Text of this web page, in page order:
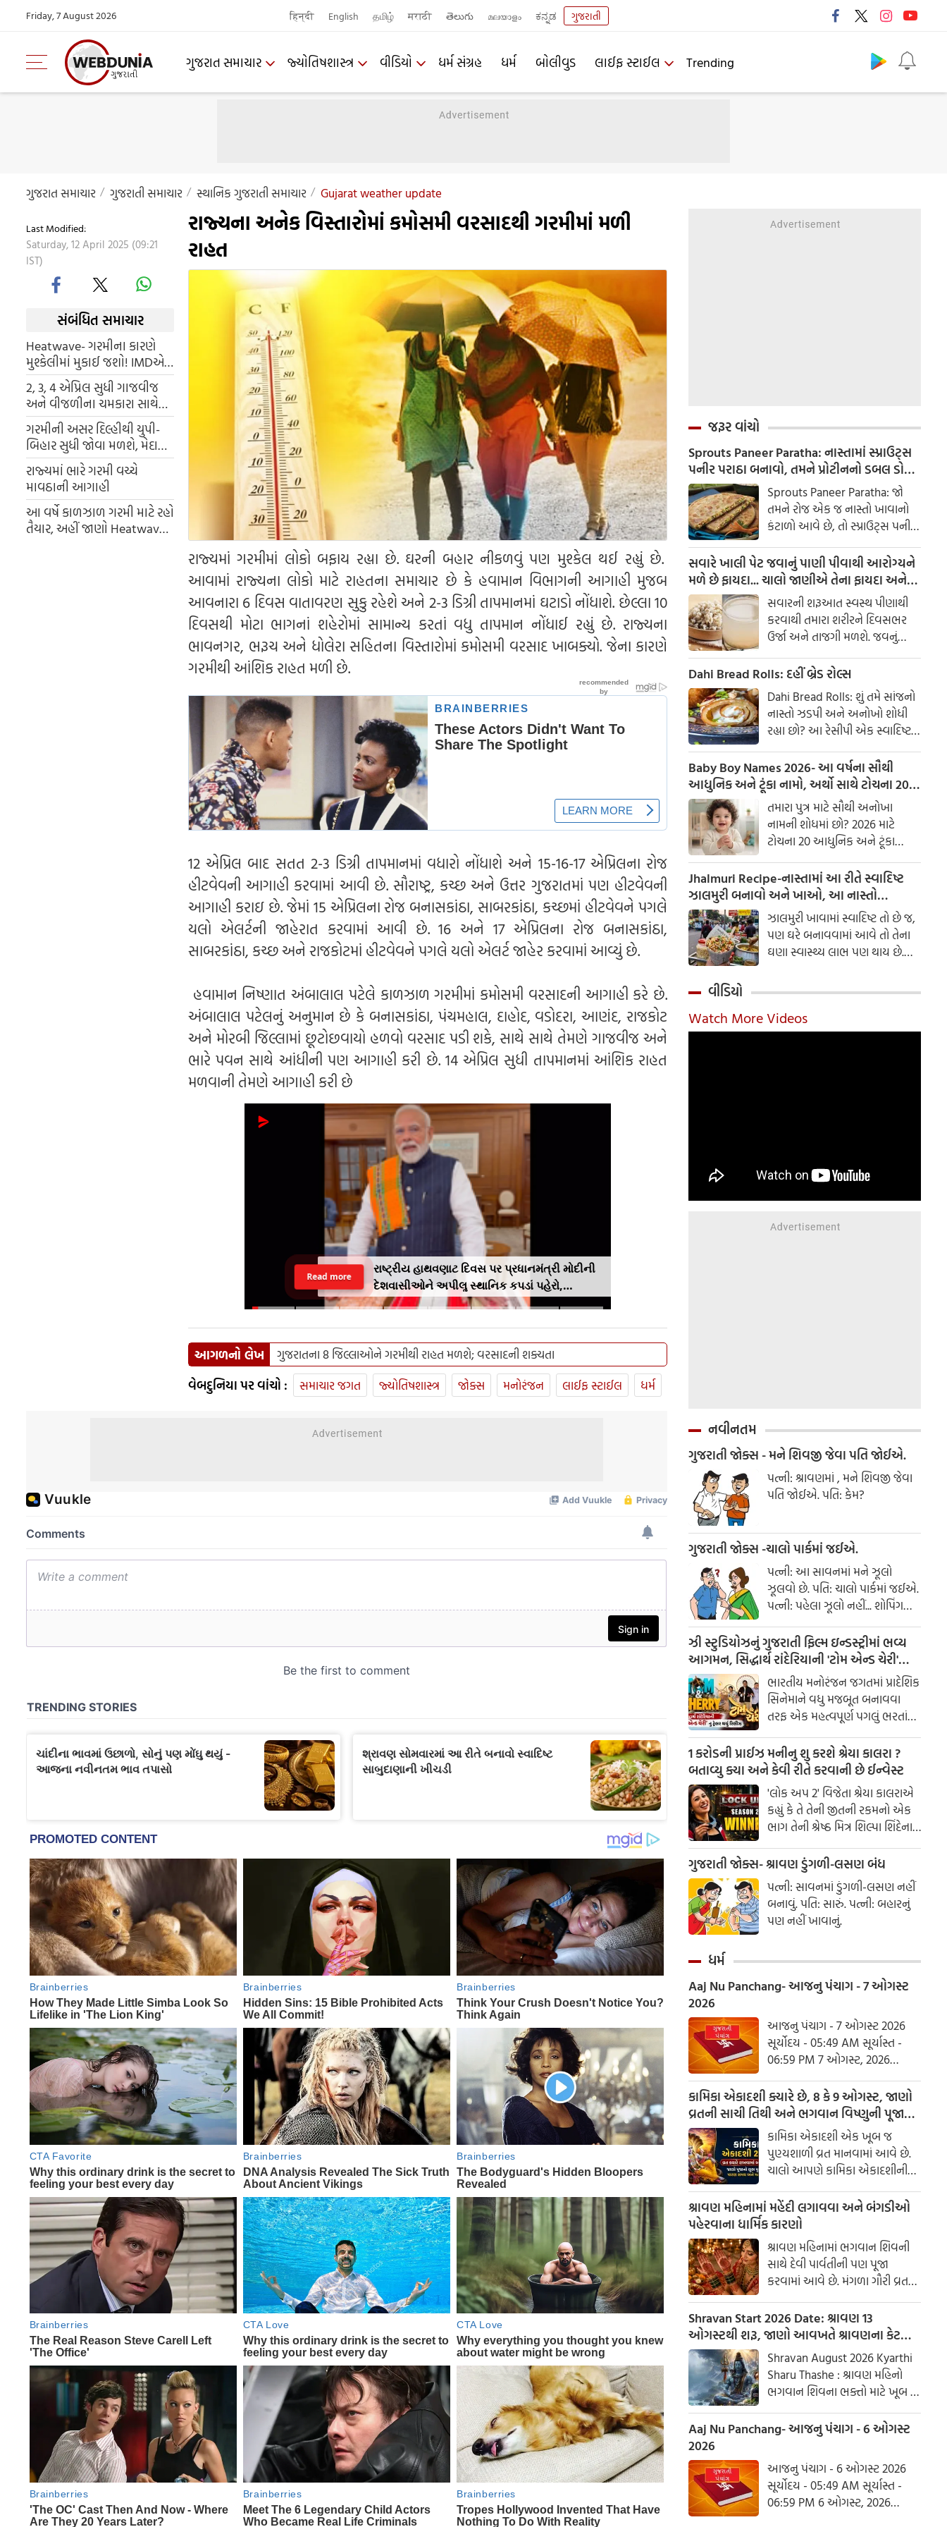
Friday, 7 August 2026 हिन्दी English தமிழ் मराठी తెలుగు മലയാളം ಕನ್ನಡ ગુજરાતી
ગુજરાત સમાચાર જ્યોતિષશાસ્ત્ર વીડિયો ધર્મ સંગ્રહ ધર્મ બોલીવુડ લાઈફ સ્ટાઈલ Trending
ગુજરાત સમાચાર ગુજરાતી સમાચાર સ્થાનિક ગુજરાતી સમાચાર Gujarat weather update
Last Modified:
Saturday, 12 April 2025 (09:21
IST)
સંબંધિત સમાચાર
Heatwave- ગરમીના કારણે
મુશ્કેલીમાં મુકાઈ જશો! IMDએ
પાંચ રાજ્યોને લઈને એલર્ટ
જાહેર કર્યું છે
2, 3, 4 એપ્રિલ સુધી ગાજવીજ
અને વીજળીના ચમકારા સાથે
ભારે વરસાદ, 60 કિમી પ્રતિ
કલાકની ઝડપે ભારે પવન ફૂંકાશે.
ગરમીની અસર દિલ્હીથી યુપી-
બિહાર સુધી જોવા મળશે, મેદાની
વિસ્તારોમાં ગરમીનું મોજું રહેશે.
IMD નું નવીનતમ અપડેટ વાંચો
રાજ્યમાં ભારે ગરમી વચ્ચે
માવઠાની આગાહી
આ વર્ષે કાળઝાળ ગરમી માટે રહો
તૈયાર, અહીં જાણો Heatwave
રાજ્યના અનેક વિસ્તારોમાં કમોસમી વરસાદથી ગરમીમાં મળી
રાહત
રાજ્યમાં ગરમીમાં લોકો બફાય રહ્યા છે. ઘરની બહાર નીકળવું પણ મુશ્કેલ થઈ રહ્યું છે.
આવામાં રાજ્યના લોકો માટે રાહતના સમાચાર છે કે હવામાન વિભાગની આગાહી મુજબ
આવનારા 6 દિવસ વાતાવરણ સુકુ રહેશે અને 2-3 ડિગ્રી તાપમાનમાં ઘટાડો નોંધાશે. છેલ્લા 10
દિવસથી મોટા ભાગનાં શહેરોમાં સામાન્ય કરતાં વધુ તાપમાન નોંધાઈ રહ્યું છે. રાજ્યના
ભાવનગર, ભરૂચ અને ધોલેરા સહિતના વિસ્તારોમાં કમોસમી વરસાદ ખાબક્યો. જેના કારણે
ગરમીથી આંશિક રાહત મળી છે.
12 એપ્રિલ બાદ સતત 2-3 ડિગ્રી તાપમાનમાં વધારો નોંધાશે અને 15-16-17 એપ્રિલના રોજ
હીટવેવની આગાહી કરવામાં આવી છે. સૌરાષ્ટ્ર, કચ્છ અને ઉત્તર ગુજરાતમાં પણ હીટવેવની
આગાહી કરાઇ છે. જેમાં 15 એપ્રિલના રોજ બનાસકાંઠા, સાબરકાંઠા, કચ્છમાં હીટવેવને પગલે
યલો એલર્ટની જાહેરાત કરવામાં આવી છે. 16 અને 17 એપ્રિલના રોજ બનાસકાંઠા,
સાબરકાંઠા, કચ્છ અને રાજકોટમાં હીટવેવને પગલે યલો એલર્ટ જાહેર કરવામાં આવ્યું છે.
હવામાન નિષ્ણાત અંબાલાલ પટેલે કાળઝાળ ગરમીમાં કમોસમી વરસાદની આગાહી કરે છે.
અંબાલાલ પટેલનું અનુમાન છે કે બનાસકાંઠા, પંચમહાલ, દાહોદ, વડોદરા, આણંદ, રાજકોટ
અને મોરબી જિલ્લામાં છૂટોછવાયો હળવો વરસાદ પડી શકે, સાથે સાથે તેમણે ગાજવીજ અને
ભારે પવન સાથે આંધીની પણ આગાહી કરી છે. 14 એપ્રિલ સુધી તાપમાનમાં આંશિક રાહત
મળવાની તેમણે આગાહી કરી છે
રાષ્ટ્રીય હાથવણાટ દિવસ પર પ્રધાનમંત્રી મોદીની
દેશવાસીઓને અપીલૢ સ્થાનિક કપડાં પહેરો,
'GRWM' ટ્રેન્ડ ફોલો કરો
Read more
આગળનો લેખ ગુજરાતના 8 જિલ્લાઓને ગરમીથી રાહત મળશે; વરસાદની શક્યતા
વેબદુનિયા પર વાંચો : સમાચાર જગત જ્યોતિષશાસ્ત્ર જોક્સ મનોરંજન લાઈફ સ્ટાઈલ ધર્મ
જરૂર વાંચો
Sprouts Paneer Paratha: નાસ્તામાં સ્પ્રાઉટ્સ
પનીર પરાઠા બનાવો, તમને પ્રોટીનનો ડબલ ડોઝ
મળશે
Sprouts Paneer Paratha: જો
તમને રોજ એક જ નાસ્તો ખાવાનો
કંટાળો આવે છે, તો સ્પ્રાઉટ્સ પનીર
પરાઠા બનાવવાનો પ્રયાસ કરો. તે
માત્ર સ્વાદિષ્ટ જ નથી પણ તમારા
સ્વાસ્થ્ય માટે અતિ ફાયદાકારક પણ
સવારે ખાલી પેટ જવાનું પાણી પીવાથી આરોગ્યને
મળે છે ફાયદા... ચાલો જાણીએ તેના ફાયદા અને
ઉપયોગ કરવાની યોગ્ય રીતસવારની શરૂઆત સ્વસ્થ પીણાથી
કરવાથી તમારા શરીરને દિવસભર
ઉર્જા અને તાજગી મળશે. જવનું
પાણી એક ઉત્તમ ઘરેલું ઉપાય
માનવામાં આવે છે, જે ખાસ કરીને
ઉનાળામાં ઠંડક આપે છે
Dahi Bread Rolls: દહીં બ્રેડ રોલ્સ
Dahi Bread Rolls: શું તમે સાંજનો
નાસ્તો ઝડપી અને અનોખો શોધી
રહ્યા છો? આ રેસીપી એક સ્વાદિષ્ટ
વિકલ્પ આપે છે જે બહારથી ક્રિસ્પી
અને અંદરથી અતિ નરમ છે. મસાલા
અને ક્રીમી ટેક્સચરનું સંપૂર્ણ મિશ્રણ
તેને બધી ઉંમરના લોકોમાં પ્રિય
બનાવે છે.
Baby Boy Names 2026- આ વર્ષના સૌથી
આધુનિક અને ટૂંકા નામો, અર્થો સાથે ટોચના 20
નામોની યાદી જુઓ.તમારા પુત્ર માટે સૌથી અનોખા
નામની શોધમાં છો? 2026 માટે
ટોચના 20 આધુનિક અને ટૂંકા
બાળક છોકરાના નામોની યાદી
તપાસો, અર્થો સાથે, જે તમારા
બાળકને એક સુંદર ઓળખ આપશે.
Jhalmuri Recipe-નાસ્તામાં આ રીતે સ્વાદિષ્ટ
ઝાલમુરી બનાવો અને ખાઓ, આ નાસ્તો
મસાલેદાર અને સ્વાદિષ્ટ છે.ઝાલમુરી ખાવામાં સ્વાદિષ્ટ તો છે જ,
પણ ઘરે બનાવવામાં આવે તો તેના
ઘણા સ્વાસ્થ્ય લાભ પણ થાય છે.
વીડિયો
Watch More Videos
નવીનતમ
ગુજરાતી જોક્સ - મને શિવજી જેવા પતિ જોઈએ.
પત્ની: શ્રાવણમાં , મને શિવજી જેવા
પતિ જોઈએ. પતિ: કેમ?
ગુજરાતી જોક્સ -ચાલો પાર્કમાં જઈએ.
પત્ની: આ સાવનમાં મને ઝૂલો
ઝૂલવો છે. પતિ: ચાલો પાર્કમાં જઈએ.
પત્ની: પહેલા ઝૂલો નહીં... શોપિંગ
કરાવ!
ઝી સ્ટુડિયોઝનું ગુજરાતી ફિલ્મ ઇન્ડસ્ટ્રીમાં ભવ્ય
આગમન, સિદ્ધાર્થ રાંદેરિયાની 'ટોમ એન્ડ ચેરી'
સાથે કરશે શરૂઆત; ટ્રેલર થયું રિલીઝ
ભારતીય મનોરંજન જગતમાં પ્રાદેશિક
સિનેમાને વધુ મજબૂત બનાવવા
તરફ એક મહત્વપૂર્ણ પગલું ભરતાં
ઝી સ્ટુડિયોઝે ગુજરાતી ફિલ્મ
ઇન્ડસ્ટ્રીમાં પોતાની સત્તાવાર
એન્ટ્રીની જાહેરાત કરી છે.
1 કરોડની પ્રાઈઝ મનીનુ શુ કરશે શ્રેયા કાલરા ?
બતાવ્યુ ક્યા અને કેવી રીતે કરવાની છે ઈન્વેસ્ટ
'લોક અપ 2' વિજેતા શ્રેયા કાલરાએ
કહ્યું કે તે તેની જીતની રકમનો એક
ભાગ તેની શ્રેષ્ઠ મિત્ર શિલ્પા શિંદેના
આશ્રય ગૃહમાં દાન કરશે.
ગુજરાતી જોક્સ- શ્રાવણ ડુંગળી-લસણ બંધ
પત્ની: સાવનમાં ડુંગળી-લસણ નહીં
બનાવું. પતિ: સારું. પત્ની: બહારનું
પણ નહીં ખાવાનું.
ધર્મ
Aaj Nu Panchang- આજનુ પંચાગ - 7 ઓગસ્ટ
2026
આજનુ પંચાગ - 7 ઓગસ્ટ 2026
સૂર્યોદય - 05:49 AM સૂર્યાસ્ત -
06:59 PM 7 ઓગસ્ટ, 2026
શુક્રવાર આષાઢ વદ નોમ - વિક્રમ
સંવત 2082
કામિકા એકાદશી ક્યારે છે, 8 કે 9 ઓગસ્ટ, જાણો
વ્રતની સાચી તિથી અને ભગવાન વિષ્ણુની પૂજાનું
શુભ મુહૂર્ત
કામિકા એકાદશી એક ખૂબ જ
પુણ્યશાળી વ્રત માનવામાં આવે છે.
ચાલો આપણે કામિકા એકાદશીની
ચોક્કસ તારીખ અને આ દિવસે પૂજા
કરવાનો શુભ સમય જાણીએ.
શ્રાવણ મહિનામાં મહેંદી લગાવવા અને બંગડીઓ
પહેરવાના ધાર્મિક કારણો
શ્રાવણ મહિનામાં ભગવાન શિવની
સાથે દેવી પાર્વતીની પણ પૂજા
કરવામાં આવે છે. મંગળા ગૌરી વ્રત
અને હરિયાળી તીજ જેવા પ્રસંગોએ
મહેંદી લગાવવી અને લીલા રંગના
કપડાં પહેરવા એ પતિના લાંબા
માટે શુભ માનવામાં આવે છે.
આપણી પરંપરાઓમાં, સ્ત્રીઓને
પ્રકૃતિનું સ્વરૂપ માનવામાં આવે છે.
Shravan Start 2026 Date: શ્રાવણ 13
ઓગસ્ટથી શરૂ, જાણો આવખતે શ્રાવણના કેટલા
સોમવાર રહેશે
Shravan August 2026 Kyarthi
Sharu Thashe : શ્રાવણ મહિનો
ભગવાન શિવના ભક્તો માટે ખૂબ જ
ખાસ છે. આ મહિનામાં ભગવાન
શિવની પૂજા કરવાથી ઈચ્છાઓ
ઝડપથી પૂર્ણ થાય છે. ધાર્મિક
માન્યતાઓ અનુસાર, ભગવાન શિવે
આ મહિનામાં દેવી પાર્વતીને પોતાની
પત્ની તરીકે સ્વીકાર્યા હતા. ચાલો
જાણીએ કે આ વર્ષે શ્રાવણમાં કેટલા
Aaj Nu Panchang- આજનુ પંચાગ - 6 ઓગસ્ટ
2026
આજનુ પંચાગ - 6 ઓગસ્ટ 2026
સૂર્યોદય - 05:49 AM સૂર્યાસ્ત -
06:59 PM 6 ઓગસ્ટ, 2026